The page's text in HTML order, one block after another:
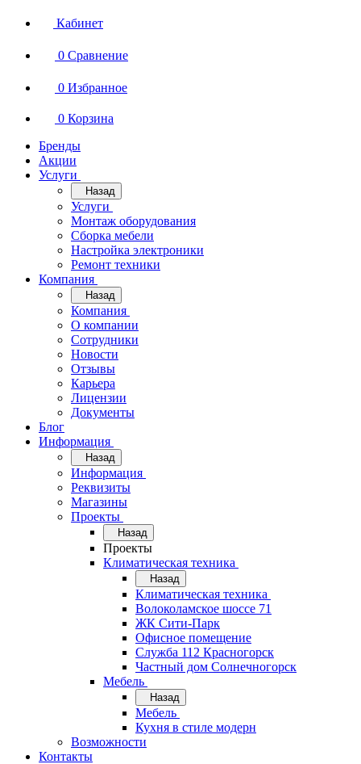
Кабинет
0 Сравнение
0 Избранное
0 Корзина
Бренды
Акции
Услуги
Назад
Услуги
Монтаж оборудования
Сборка мебели
Настройка электроники
Ремонт техники
Компания
Назад
Компания
О компании
Сотрудники
Новости
Отзывы
Карьера
Лицензии
Документы
Блог
Информация
Назад
Информация
Реквизиты
Магазины
Проекты
Назад
Проекты
Климатическая техника
Назад
Климатическая техника
Волоколамское шоссе 71
ЖК Сити-Парк
Офисное помещение
Служба 112 Красногорск
Частный дом Солнечногорск
Мебель
Назад
Мебель
Кухня в стиле модерн
Возможности
Контакты